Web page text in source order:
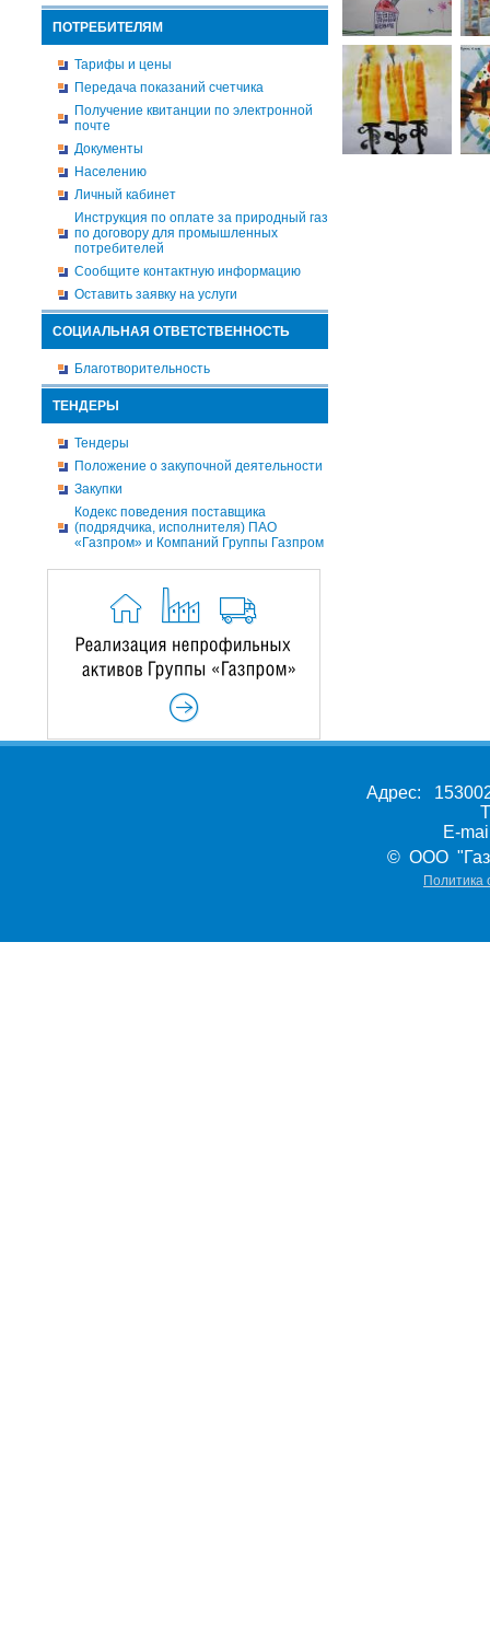
ПОТРЕБИТЕЛЯМ
Тарифы и цены
Передача показаний счетчика
Получение квитанции по электронной
почте
Документы
Населению
Личный кабинет
Инструкция по оплате за природный газ
по договору для промышленных
потребителей
Сообщите контактную информацию
Оставить заявку на услуги
СОЦИАЛЬНАЯ ОТВЕТСТВЕННОСТЬ
Благотворительность
ТЕНДЕРЫ
Тендеры
Положение о закупочной деятельности
Закупки
Кодекс поведения поставщика
(подрядчика, исполнителя) ПАО
«Газпром» и Компаний Группы Газпром
Адрес:
E-
© ООО
Политика